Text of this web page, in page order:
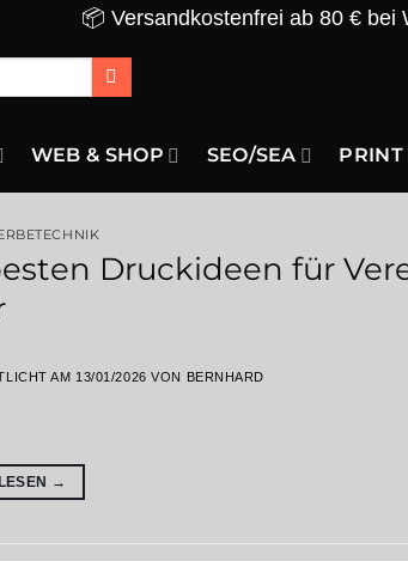
📦 Versandkostenfrei ab 80 € bei
WEB & SHOP SEO/SEA PRINT
Druckideen für
AM 13/01/2026 VON BERNHARD
→